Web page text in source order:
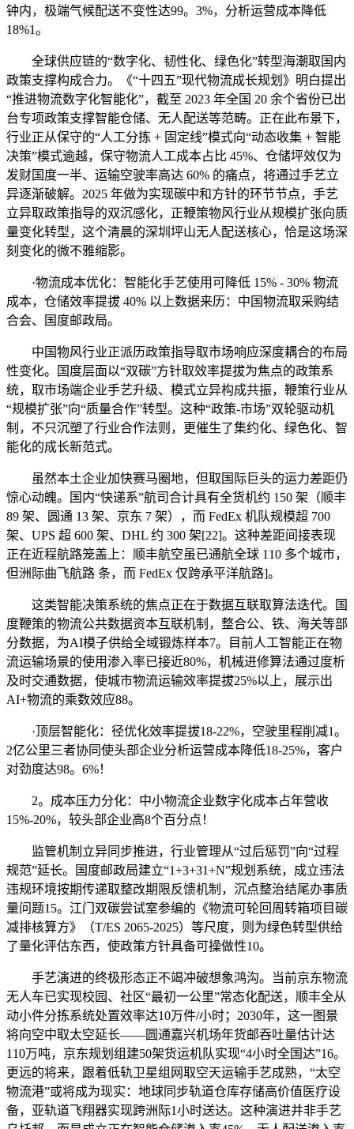
钟内，极端气候配送不变性达99。3%，分析运营成本降低
18%1。
全球供应链的“数字化、韧性化、绿色化”转型海潮取国内
政策支撑构成合力。《“十四五”现代物流成长规划》明白提出
“推进物流数字化智能化”，截至 2023 年全国 20 余个省份已出
台专项政策支撑智能仓储、无人配送等范畴。正在此布景下，
行业正从保守的“人工分拣 + 固定线”模式向“动态收集 + 智能
决策”模式逾越，保守物流人工成本占比 45%、仓储坪效仅为
发财国度一半、运输空驶率高达 60% 的痛点，将通过手艺立
异逐渐破解。2025 年做为实现碳中和方针的环节节点，手艺
立异取政策指导的双沉感化，正鞭策物风行业从规模扩张向质
量变化转型，这个清晨的深圳坪山无人配送核心，恰是这场深
刻变化的微不雅缩影。
·物流成本优化：智能化手艺使用可降低 15% - 30% 物流
成本，仓储效率提拔 40% 以上数据来历：中国物流取采购结
合会、国度邮政局。
中国物风行业正派历政策指导取市场响应深度耦合的布局
性变化。国度层面以“双碳”方针取效率提拔为焦点的政策系
统，取市场端企业手艺升级、模式立异构成共振，鞭策行业从
“规模扩张”向“质量合作”转型。这种“政策-市场”双轮驱动机
制，不只沉塑了行业合作法则，更催生了集约化、绿色化、智
能化的成长新范式。
虽然本土企业加快赛马圈地，但取国际巨头的运力差距仍
惊心动魄。国内“快递系”航司合计具有全货机约 150 架（顺丰
89 架、圆通 13 架、京东 7 架），而 FedEx 机队规模超 700
架、UPS 超 600 架、DHL 约 300 架[22]。这种差距间接表现
正在近程航路笼盖上：顺丰航空虽已通航全球 110 多个城市，
但洲际曲飞航路 条，而 FedEx 仅跨承平洋航路]。
这类智能决策系统的焦点正在于数据互联取算法迭代。国
度鞭策的物流公共数据资本互联机制，整合公、铁、海关等部
分数据，为AI模子供给全域锻炼样本7。目前人工智能正在物
流运输场景的使用渗入率已接近80%，机械进修算法通过度析
及时交通数据，使城市物流运输效率提拔25%以上，展示出
AI+物流的乘数效应88。
·顶层智能化：径优化效率提拔18-22%，空驶里程削减1。
2亿公里三者协同使头部企业分析运营成本降低18-25%，客户
对劲度达98。6%！
2。成本压力分化：中小物流企业数字化成本占年营收
15%-20%，较头部企业高8个百分点！
监管机制立异同步推进，行业管理从“过后惩罚”向“过程
规范”延长。国度邮政局建立“1+3+31+N”规划系统，成立违法
违规环境按期传递取整改期限反馈机制，沉点整治结尾办事质
量问题15。江门双碳尝试室参编的《物流可轮回周转箱项目碳
减排核算方》（T/ES 2065-2025）等尺度，则为绿色转型供给
了量化评估东西，使政策方针具备可操做性10。
手艺演进的终极形态正不竭冲破想象鸿沟。当前京东物流
无人车已实现校园、社区“最初一公里”常态化配送，顺丰全从
动小件分拣系统处置效率达10万件/小时；2030年，这一图景
将向空中取太空延长——圆通嘉兴机场年货邮吞吐量估计达
110万吨，京东规划组建50架货运机队实现“4小时全国达”16。
更远的将来，跟着低轨卫星组网取空天运输手艺成熟，“太空
物流港”或将成为现实：地球同步轨道仓库存储高价值医疗设
备，亚轨道飞翔器实现跨洲际1小时送达。这种演进并非手艺